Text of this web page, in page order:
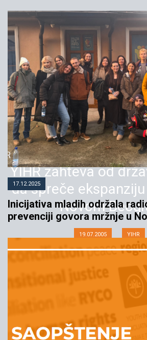
YIHR zahteva od
da spreče
Novom
19.07.2005 YIHR
17.12.2025
Inicijativa mladih održala
prevenciji govora mržnje u